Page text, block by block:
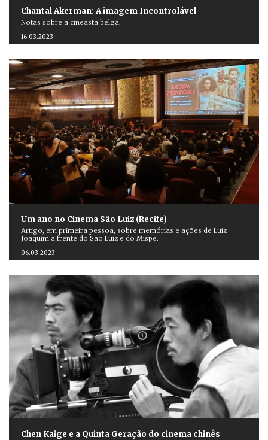
Chantal Akerman: A imagem Incontrolável
Notas sobre a cineasta belga.
16.03.2023
Um ano no Cinema São Luiz (Recife)
Artigo, em primeira pessoa, sobre memórias e ações de Luiz
Joaquim a frente do São Luiz e do Mispe.
06.03.2023
Chen Kaige e a Quinta Geração do cinema chinês